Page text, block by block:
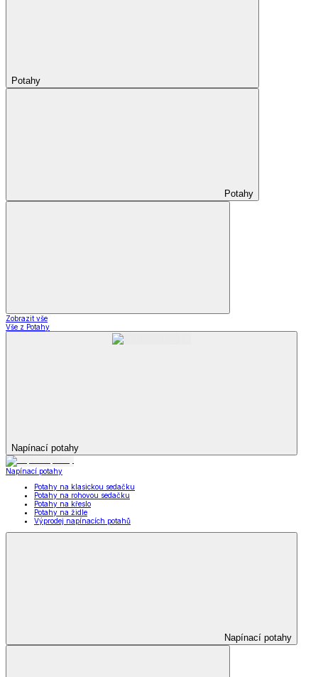
Potahy
Potahy
Zobrazit vše
Vše z Potahy
Napínací potahy
Napínací potahy
Potahy na klasickou sedačku
Potahy na rohovou sedačku
Potahy na křeslo
Potahy na židle
Výprodej napínacích potahů
Napínací potahy